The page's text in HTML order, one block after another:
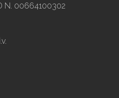
N. 00664100302